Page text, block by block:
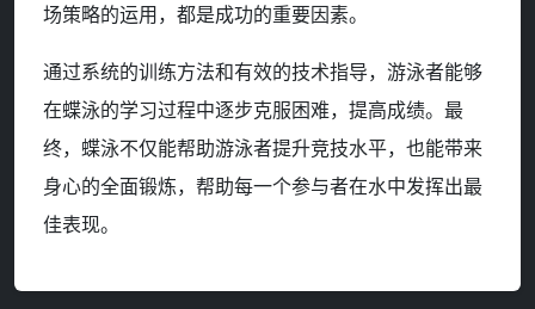
场策略的运用，都是成功的重要因素。
通过系统的训练方法和有效的技术指导，游泳者能够
在蝶泳的学习过程中逐步克服困难，提高成绩。最
终，蝶泳不仅能帮助游泳者提升竞技水平，也能带来
身心的全面锻炼，帮助每一个参与者在水中发挥出最
佳表现。